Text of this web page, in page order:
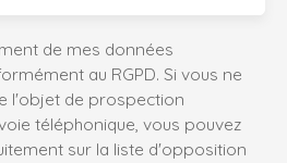
de mes données
au RGPD. Si vous ne
l'objet de prospection
téléphonique, vous pouvez
sur la liste d'opposition